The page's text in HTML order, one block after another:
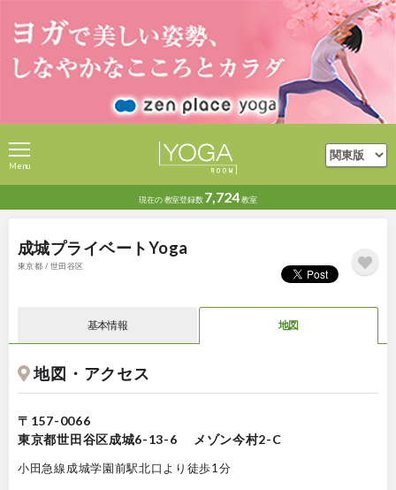
現在の教室登録数 7,724教室
Menu
成城プライベートYoga
東京都 / 世田谷区
基本情報 地図
地図・アクセス
〒157-0066
東京都世田谷区成城6-13-6 メゾン今村2-C
小田急線成城学園前駅北口より徒歩1分